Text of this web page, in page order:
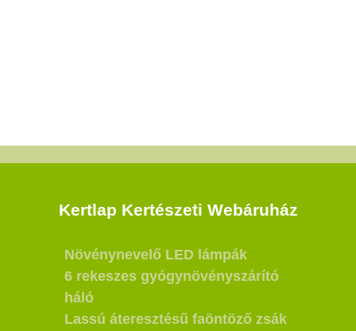
Kertlap Kertészeti Webáruház
Növénynevelő LED lámpák
6 rekeszes gyógynövényszárító
háló
Lassú áteresztésű faöntöző zsák